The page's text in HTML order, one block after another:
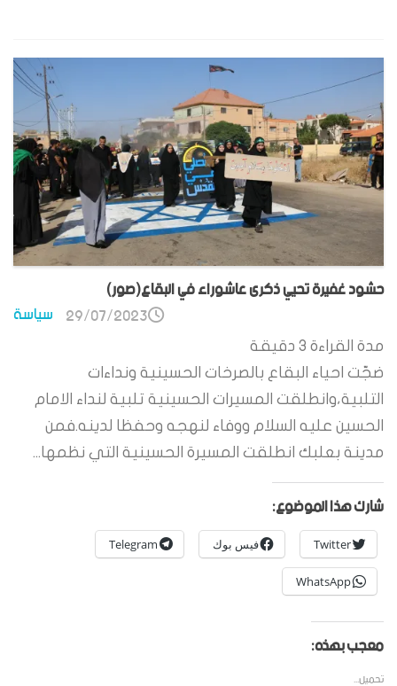
حشود غفيرة تحيي ذكرى عاشوراء في البقاع(صور)
سياسة 29/07/2023
مدة القراءة 3 دقيقة
ضجّت احياء البقاع بالصرخات الحسينية ونداءات
التلبية،وانطلقت المسيرات الحسينية تلبية لنداء الامام
الحسين عليه السلام ووفاء لنهجه وحفظا لدينه.فمن
مدينة بعلبك انطلقت المسيرة الحسينية التي نظمها...
شارك هذا الموضوع:
Twitter فيس بوك Telegram
WhatsApp
معجب بهذه:
تحميل...